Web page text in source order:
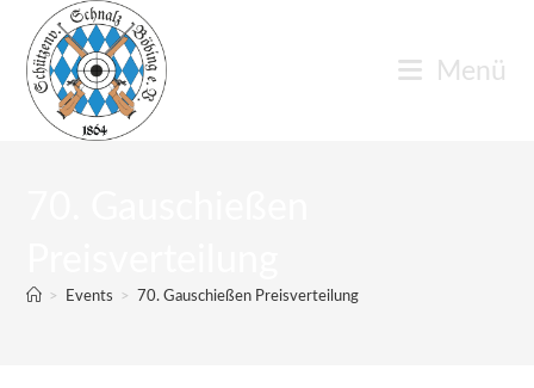
Inhalt
springen
Menü
> Events > 70. Gauschießen Preisverteilung